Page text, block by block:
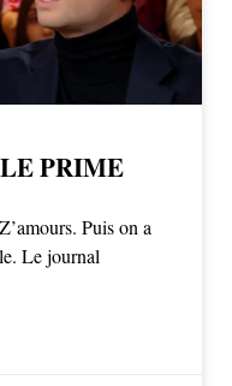
PRIME
Puis on a
Le journal